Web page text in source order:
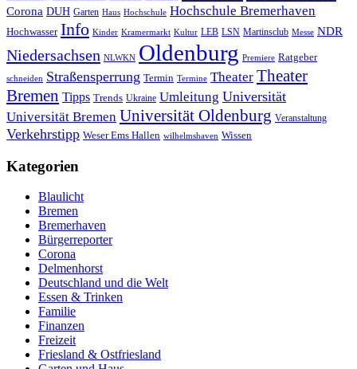
Corona DUH Garten Haus Hochschule Hochschule Bremerhaven
Hochwasser Info Kinder Kramermarkt Kultur LEB LSN Martinsclub Messe NDR
Niedersachsen NLWKN Oldenburg Premiere Ratgeber
schneiden Straßensperrung Termin Termine Theater Theater
Bremen Tipps Trends Ukraine Umleitung Universität
Universität Bremen Universität Oldenburg Veranstaltung
Verkehrstipp Weser Ems Hallen wilhelmshaven Wissen
Kategorien
Blaulicht
Bremen
Bremerhaven
Bürgerreporter
Corona
Delmenhorst
Deutschland und die Welt
Essen & Trinken
Familie
Finanzen
Freizeit
Friesland & Ostfriesland